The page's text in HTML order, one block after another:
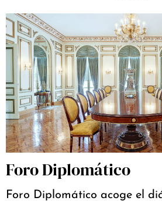
Foro Diplomático
Foro Diplomático acoge el